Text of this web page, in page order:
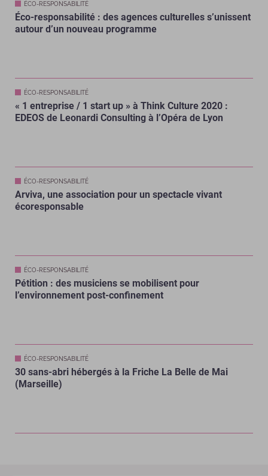
ÉCO-RESPONSABILITÉ
Éco-responsabilité : des agences culturelles s’unissent
autour d’un nouveau programme
ÉCO-RESPONSABILITÉ
« 1 entreprise / 1 start up » à Think Culture 2020 :
EDEOS de Leonardi Consulting à l’Opéra de Lyon
ÉCO-RESPONSABILITÉ
Arviva, une association pour un spectacle vivant
écoresponsable
ÉCO-RESPONSABILITÉ
Pétition : des musiciens se mobilisent pour
l’environnement post-confinement
ÉCO-RESPONSABILITÉ
30 sans-abri hébergés à la Friche La Belle de Mai
(Marseille)